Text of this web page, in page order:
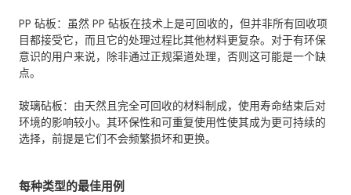
PP 砧板：虽然 PP 砧板在技术上是可回收的，但并非所有回收项
目都接受它，而且它的处理过程比其他材料更复杂。对于有环保
意识的用户来说，除非通过正规渠道处理，否则这可能是一个缺
点。
玻璃砧板：由天然且完全可回收的材料制成，使用寿命结束后对
环境的影响较小。其环保性和可重复使用性使其成为更可持续的
选择，前提是它们不会频繁损坏和更换。
每种类型的最佳用例